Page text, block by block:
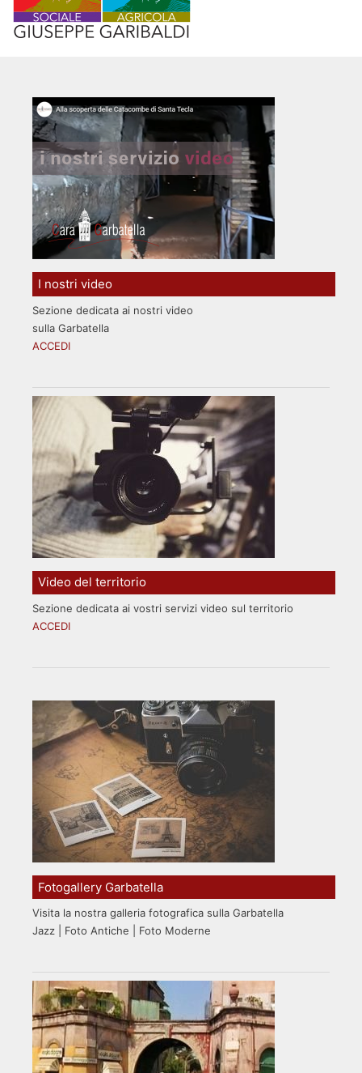
I nostri video
Sezione dedicata ai nostri video
sulla Garbatella
ACCEDI
Video del territorio
Sezione dedicata ai vostri servizi video sul territorio
ACCEDI
Fotogallery Garbatella
Visita la nostra galleria fotografica sulla Garbatella
Jazz | Foto Antiche | Foto Moderne